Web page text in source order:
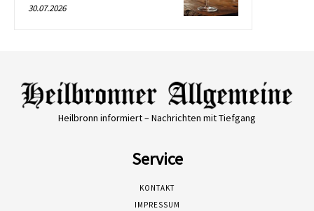
30.07.2026
Heilbronn informiert – Nachrichten mit Tiefgang
Service
KONTAKT
IMPRESSUM